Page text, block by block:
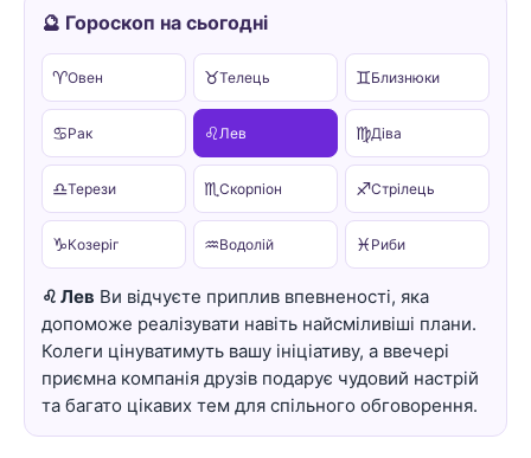
🔮 Гороскоп на сьогодні
♈Овен ♉Телець ♊Близнюки
♋Рак ♌ Лев ♍Діва
♎Терези ♏Скорпіон ♐Стрілець
♑Козеріг ♒Водолій ♓ Риби
♌ Лев Ви відчуєте приплив впевненості, яка
допоможе реалізувати навіть найсміливіші плани.
Колеги цінуватимуть вашу ініціативу, а ввечері
приємна компанія друзів подарує чудовий настрій
та багато цікавих тем для спільного обговорення.